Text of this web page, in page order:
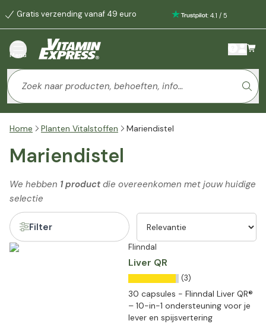
Gratis verzending vanaf 49 euro : 4.1 / 5
Menu
Home Planten Vitalstoffen Mariendistel
Mariendistel
We hebben 1 productdie overeenkomen met jouw huidige
selectie
Filter
Flinndal
Liver QR
(3)
30 capsules - Flinndal Liver QR®
– 10-in-1 ondersteuning voor je
lever en spijsvertering